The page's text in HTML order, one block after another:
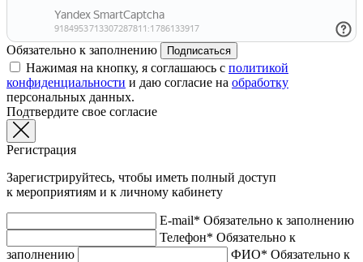
Обязательно к заполнению Подписаться
Нажимая на кнопку, я соглашаюсь с политикой
конфиденциальности и даю согласие на обработку
персональных данных.
Подтвердите свое согласие
Регистрация
Зарегистрируйтесь, чтобы иметь полный доступ
к мероприятиям и к личному кабинету
E-mail* Обязательно к заполнению
Телефон* Обязательно к
заполнению
ФИО* Обязательно к